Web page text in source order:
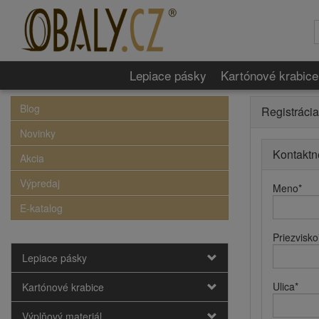
Lepiace pásky Kartónové krabice
Blog
Novinky
Akcia
Výpredaj
E-katalog
Lepiace pásky
Kartónové krabice
Výplňový materiál
Registrácia
Meno*
Priezvisko
Ulica*